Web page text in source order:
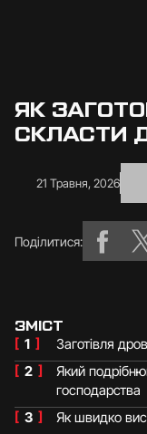
ЯК
СКЛАСТИ
21 Травня, 2026
Поділитися:
ЗМІСТ
[ 1 ]
Заготівля
[ 2 ]
Який подрібнювач гілок підійде для вашого
господарства
[ 3 ]
Як швидко